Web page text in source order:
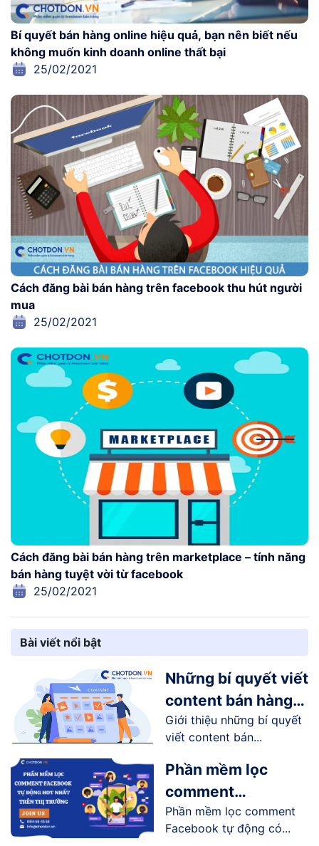
Bí quyết bán hàng online hiệu quả, bạn nên biết nếu
không muốn kinh doanh online thất bại
25/02/2021
Cách đăng bài bán hàng trên facebook thu hút người
mua
25/02/2021
Cách đăng bài bán hàng trên marketplace – tính năng
bán hàng tuyệt vời từ facebook
25/02/2021
Bài viết nổi bật
Những bí quyết viết
content bán hàng
online trên
Facebook
Giới thiệu những bí quyết
viết content bán...
Phần mềm lọc
comment
Facebook tự động
hot nhất trên thị
Phần mềm lọc comment
Facebook tự động có...